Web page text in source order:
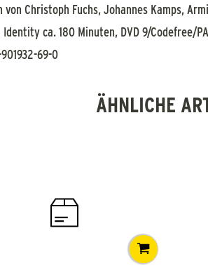
Christoph Fuchs, Johannes Kamps,
ca. 180 Minuten, DVD 9/Codefree/
69-0
ÄHNLICHE